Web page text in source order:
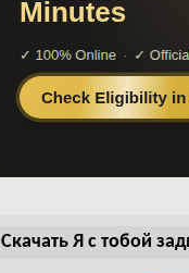
Скачать Я с тобой